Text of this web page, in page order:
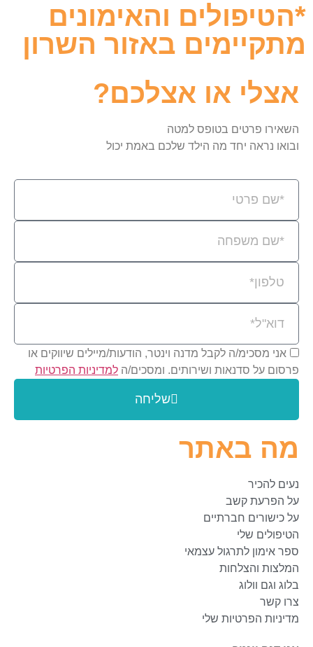
*הטיפולים והאימונים
מתקיימים באזור השרון
אצלי או אצלכם?
השאירו פרטים בטופס למטה
ובואו נראה יחד מה הילד שלכם באמת יכול
אני מסכימ/ה לקבל מדנה וינטר, הודעות/מיילים שיווקים או
פרסום על סדנאות ושירותים. ומסכים/ה למדיניות הפרטיות
שליחה
מה באתר
נעים להכיר
על הפרעת קשב
על כישורים חברתיים
הטיפולים שלי
ספר אימון לתרגול עצמאי
המלצות והצלחות
בלוג וגם וולוג
צרו קשר
מדיניות הפרטיות שלי